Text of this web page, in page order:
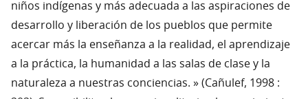
niños indígenas y más adecuada a las aspiraciones de
desarrollo y liberación de los pueblos que permite
acercar más la enseñanza a la realidad, el aprendizaje
a la práctica, la humanidad a las salas de clase y la
naturaleza a nuestras conciencias. » (Cañulef, 1998 :